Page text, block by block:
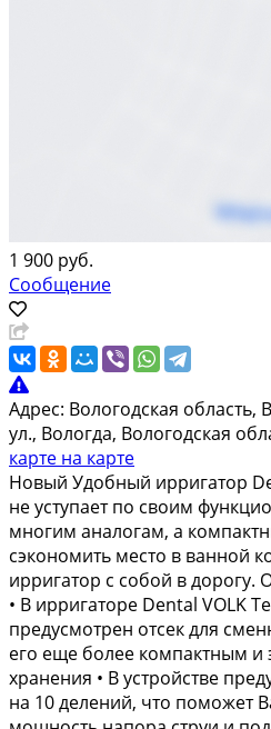
1 900 руб.
Сообщение
Адрес: Вологодская область,
ул., Вологда, Вологодская
карте на карте
Новый Удобный ирригатор
не уступает по своим
многим аналогам, а
сэкономить место в ванной
ирригатор с собой в
• В ирригаторе Dental VOLK
предусмотрен отсек для
его еще более компактным и
хранения • В устройстве
на 10 делений, что поможет